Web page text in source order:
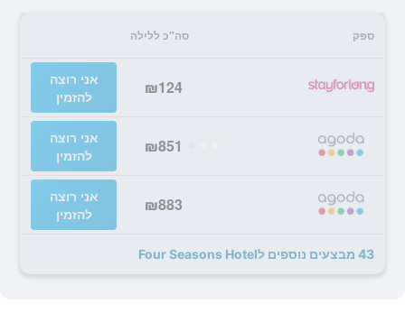
ספק סה"כ ללילה
₪124
אני רוצה
להזמין
₪851
אני רוצה
להזמין
₪883
אני רוצה
להזמין
43 מבצעים נוספים לFour Seasons Hotel